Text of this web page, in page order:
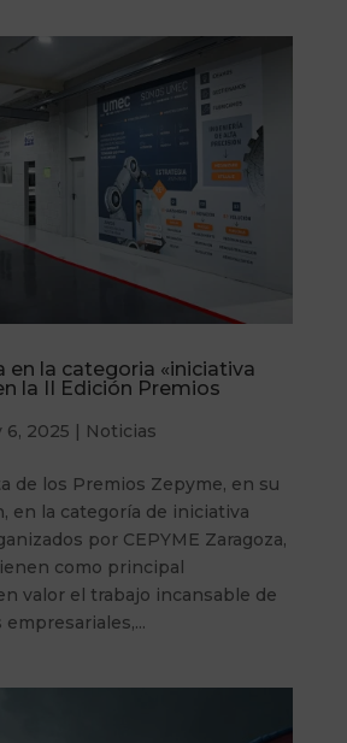
en la categoria «iniciativa
la II Edición Premios
6, 2025 | Noticias
de los Premios Zepyme, en su
en la categoría de iniciativa
por CEPYME Zaragoza,
como principal
valor el trabajo incansable de